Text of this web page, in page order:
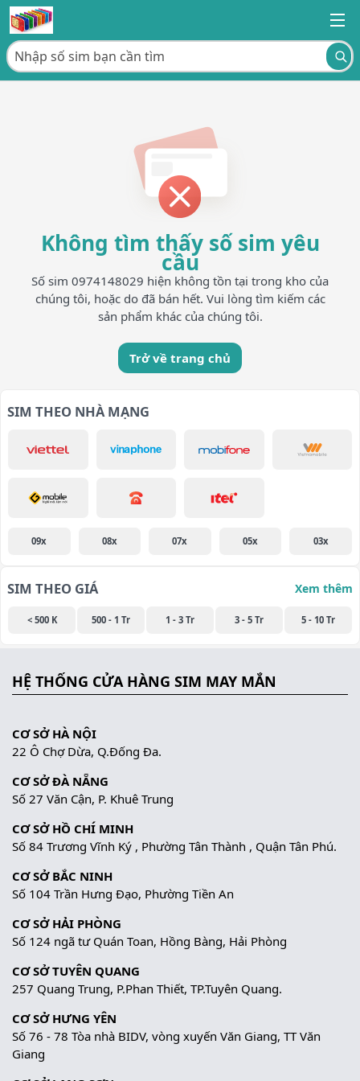
Không tìm thấy số sim yêu
cầu
Số sim 0974148029 hiện không tồn tại trong kho của
chúng tôi, hoặc do đã bán hết. Vui lòng tìm kiếm các
sản phẩm khác của chúng tôi.
Trở về trang chủ
SIM THEO NHÀ MẠNG
09x 08x 07x 05x 03x
SIM THEO GIÁ Xem thêm
< 500 K 500 - 1 Tr 1 - 3 Tr 3 - 5 Tr 5 - 10 Tr
HỆ THỐNG CỬA HÀNG SIM MAY MẮN
CƠ SỞ HÀ NỘI
22 Ô Chợ Dừa, Q.Đống Đa.
CƠ SỞ ĐÀ NẴNG
Số 27 Văn Cận, P. Khuê Trung
CƠ SỞ HỒ CHÍ MINH
Số 84 Trương Vĩnh Ký , Phường Tân Thành , Quận Tân Phú.
CƠ SỞ BẮC NINH
Số 104 Trần Hưng Đạo, Phường Tiền An
CƠ SỞ HẢI PHÒNG
Số 124 ngã tư Quán Toan, Hồng Bàng, Hải Phòng
CƠ SỞ TUYÊN QUANG
257 Quang Trung, P.Phan Thiết, TP.Tuyên Quang.
CƠ SỞ HƯNG YÊN
Số 76 - 78 Tòa nhà BIDV, vòng xuyến Văn Giang, TT Văn
Giang